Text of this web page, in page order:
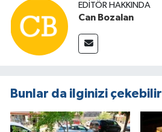
EDITÖR HAKKINDA
Can Bozalan
Bunlar da ilginizi çekebilir